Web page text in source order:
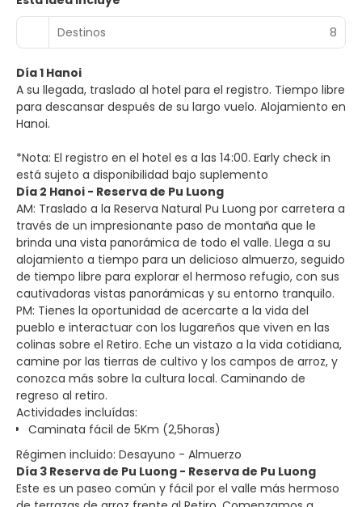
Destinos
8
Día 1 Hanoi
A su llegada, traslado al hotel para el registro. Tiempo libre
para descansar después de su largo vuelo. Alojamiento en
Hanoi.
*Nota: El registro en el hotel es a las 14:00. Early check in
está sujeto a disponibilidad bajo suplemento
Día 2 Hanoi - Reserva de Pu Luong
AM: Traslado a la Reserva Natural Pu Luong por carretera a
través de un impresionante paso de montaña que le
brinda una vista panorámica de todo el valle. Llega a su
alojamiento a tiempo para un delicioso almuerzo, seguido
de tiempo libre para explorar el hermoso refugio, con sus
cautivadoras vistas panorámicas y su entorno tranquilo.
PM: Tienes la oportunidad de acercarte a la vida del
pueblo e interactuar con los lugareños que viven en las
colinas sobre el Retiro. Eche un vistazo a la vida cotidiana,
camine por las tierras de cultivo y los campos de arroz, y
conozca más sobre la cultura local. Caminando de
regreso al retiro.
Actividades incluídas:
Caminata fácil de 5Km (2,5horas)
Régimen incluido: Desayuno - Almuerzo
Día 3 Reserva de Pu Luong - Reserva de Pu Luong
Este es un paseo común y fácil por el valle más hermoso